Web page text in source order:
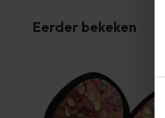
Eerder bekeken